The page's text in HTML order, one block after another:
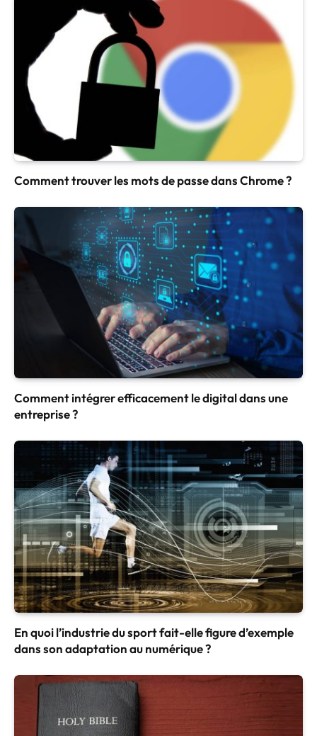
Comment trouver les mots de passe dans Chrome ?
Comment intégrer efficacement le digital dans une
entreprise ?
En quoi l’industrie du sport fait-elle figure d’exemple
dans son adaptation au numérique ?